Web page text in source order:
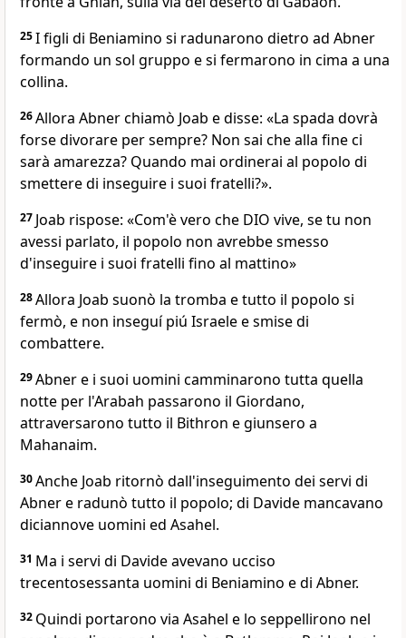
25I figli di Beniamino si radunarono dietro ad Abner
formando un sol gruppo e si fermarono in cima a una
collina.
26Allora Abner chiamò Joab e disse: «La spada dovrà
forse divorare per sempre? Non sai che alla fine ci
sarà amarezza? Quando mai ordinerai al popolo di
smettere di inseguire i suoi fratelli?».
27 Joab rispose: «Com'è vero che DIO vive, se tu non
avessi parlato, il popolo non avrebbe smesso
d'inseguire i suoi fratelli fino al mattino»
28Allora Joab suonò la tromba e tutto il popolo si
fermò, e non inseguí piú Israele e smise di
combattere.
29Abner e i suoi uomini camminarono tutta quella
notte per l'Arabah passarono il Giordano,
attraversarono tutto il Bithron e giunsero a
Mahanaim.
30Anche Joab ritornò dall'inseguimento dei servi di
Abner e radunò tutto il popolo; di Davide mancavano
diciannove uomini ed Asahel.
31 Ma i servi di Davide avevano ucciso
trecentosessanta uomini di Beniamino e di Abner.
32 Quindi portarono via Asahel e lo seppellirono nel